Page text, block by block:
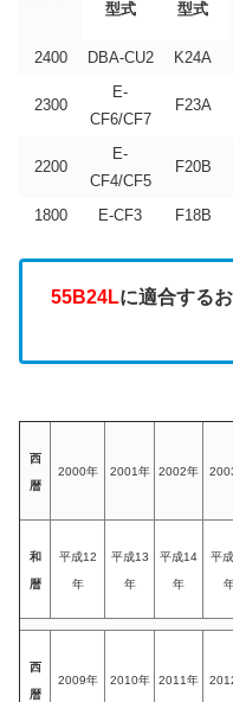
型式 型式
2400
DBA-CU2 K24A
2300
E-
CF6/CF7
F23A
2200
E-
CF4/CF5
F20B
1800 E-CF3 F18B
55B24Lに適合する
西
暦
2000年 2001年 2002年
和
暦
平成12
年
平成13
年
平成14
年
平
西
暦
2009年 2010年 2011年